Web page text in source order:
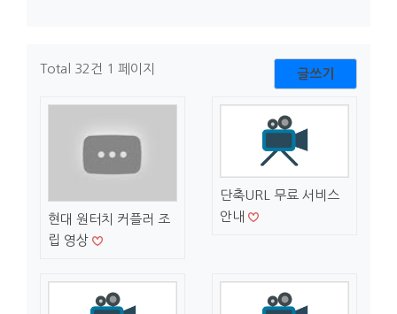
Total 32건 1 페이지 글쓰기
현대 원터치 커플러 조
립 영상
단축URL 무료 서비스
안내